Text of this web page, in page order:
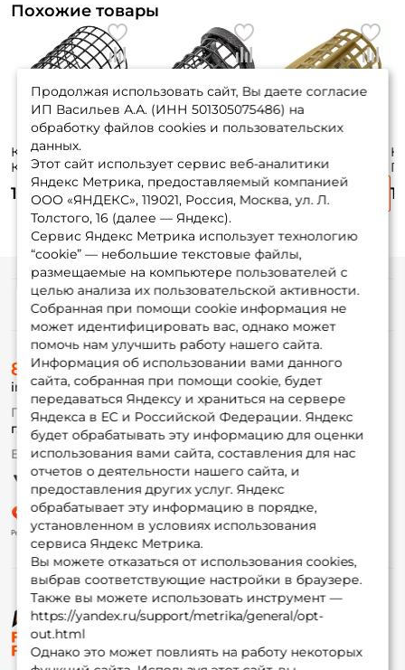
Похожие товары
Кормушка Rig
Классик Xxl 60
грамм (1шт.)
130 ₽
Пуля Колодец С
ЖЕСТКИМ
ОТВОДОМ
БОЛЬШАЯ 30 гр
(1шт.)
135 ₽
River Плюс 80гр.
4,5/3,3см. 1шт.
140 ₽
Продолжая использовать сайт, Вы даете согласие
ИП Васильев А.А. (ИНН 501305075486) на
обработку файлов cookies и пользовательских
данных.
Этот сайт использует сервис веб-аналитики
Яндекс Метрика, предоставляемый компанией
ООО «ЯНДЕКС», 119021, Россия, Москва, ул. Л.
Толстого, 16 (далее — Яндекс).
Сервис Яндекс Метрика использует технологию
“cookie” — небольшие текстовые файлы,
размещаемые на компьютере пользователей с
целью анализа их пользовательской активности.
Собранная при помощи cookie информация не
может идентифицировать вас, однако может
помочь нам улучшить работу нашего сайта.
Информация об использовании вами данного
сайта, собранная при помощи cookie, будет
передаваться Яндексу и храниться на сервере
Яндекса в ЕС и Российской Федерации. Яндекс
будет обрабатывать эту информацию для оценки
использования вами сайта, составления для нас
отчетов о деятельности нашего сайта, и
предоставления других услуг. Яндекс
обрабатывает эту информацию в порядке,
установленном в условиях использования
сервиса Яндекс Метрика.
Вы можете отказаться от использования cookies,
выбрав соответствующие настройки в браузере.
Также вы можете использовать инструмент —
https://yandex.ru/support/metrika/general/opt-
out.html
Однако это может повлиять на работу некоторых
© ФоксФишинг, 2009-2026
Информация
О магазине
Доставка
Оплата
Fox-bonus
Гуру
Партнерская программа
8 (495) 532-77-88
info@foxfishing.ru
По вопросам с заказом
г. Москва, ул. Плеханова д.7
Ежедневно 10:00 до 20:00